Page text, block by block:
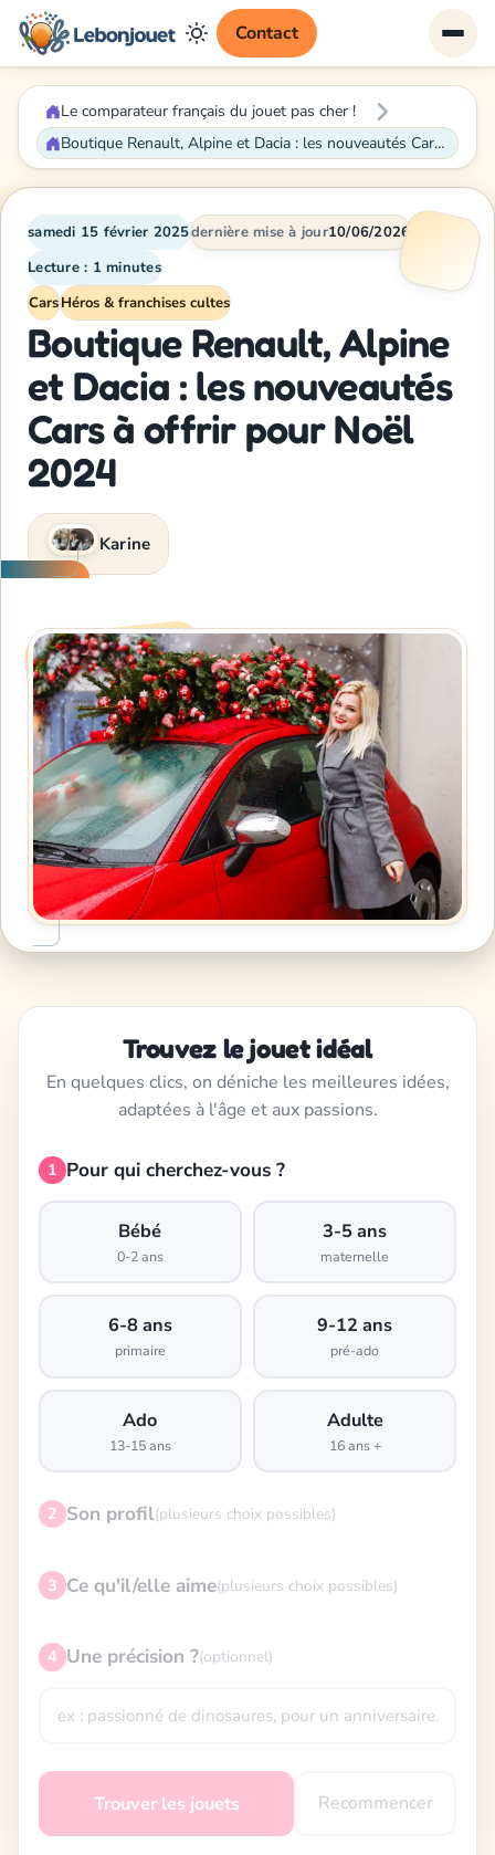
Contact
Le comparateur français du jouet pas cher !
Boutique Renault, Alpine et Dacia : les nouveautés Cars à offrir pour Noël 2024
samedi 15 février 2025dernière mise à jour10/06/2026
Lecture : 1 minutes
CarsHéros & franchises cultes
Boutique Renault, Alpine
et Dacia : les nouveautés
Cars à offrir pour Noël
2024
Karine
Trouvez le jouet idéal
En quelques clics, on déniche les meilleures idées,
adaptées à l'âge et aux passions.
1 Pour qui cherchez-vous ?
Bébé
0-2 ans
3-5 ans
maternelle
6-8 ans
primaire
9-12 ans
pré-ado
Ado
13-15 ans
Adulte
16 ans +
2 Son profil(plusieurs choix possibles)
3 Ce qu'il/elle aime(plusieurs choix possibles)
4 Une précision ?(optionnel)
Trouver les jouets Recommencer